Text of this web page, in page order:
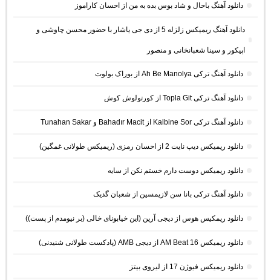
دانلود آهنگ باحال و شاد بوس بده به من از احسان کاراموز
دانلود آهنگ ریمیکس زلزله 5 از دی جی یاشار با حضور محسن چاوشی و
اپیکور و سینا شعبانخانی و منصور
دانلود آهنگ ترکی Ah Be Manolya از بوراک بولوت
دانلود آهنگ ترکی Topla Git از کورتولوش کوش
دانلود آهنگ ترکی Kalbine Sor از Bahadır Macit و Tunahan Sakar
دانلود ریمیکس دیپ نایت 2 از احسان رمزی (ریمیکس طولانی غمگین)
دانلود ریمیکس دوست دارم خستم نکن از سایه
دانلود آهنگ ترکی بانا سن لازیمسین از شعبان گدیک
دانلود ریمکیس هوس از دیجی آرین (این خیابونای خالی (بر نیومدم از پست))
دانلود ریمیکس AM Beat 16 از دیجی AMB (پادکست طولانی شنیدنی)
دانلود ریمیکس فیوژن 17 از لیروی بیتز